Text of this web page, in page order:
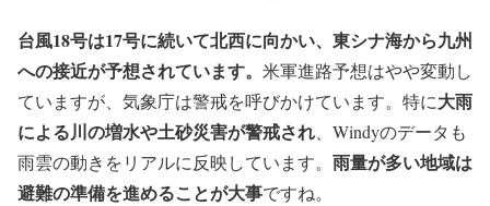
台風18号は17号に続いて北西に向かい、東シナ海から九州
への接近が予想されています。 米軍進路予想はやや変動し
ていますが、気象庁は警戒を呼びかけています。特に大雨
による川の増水や土砂災害が警戒され 、Windyのデータも
雨雲の動きをリアルに反映しています。 雨量が多い地域は
避難の準備を進めることが大事ですね。